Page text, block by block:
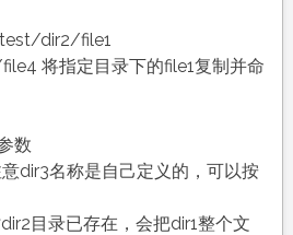
dir2/file1
将指定目录下的file1复制并命
数
dir3名称是自己定义的，可以按
目录已存在，会把dir1整个文